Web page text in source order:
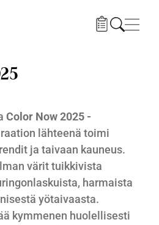
Color Now 2025 -
lähteenä toimi
ja taivaan kauneus.
värit tuikkivista
harmaista
yötaivaasta.
kymmenen huolellisesti